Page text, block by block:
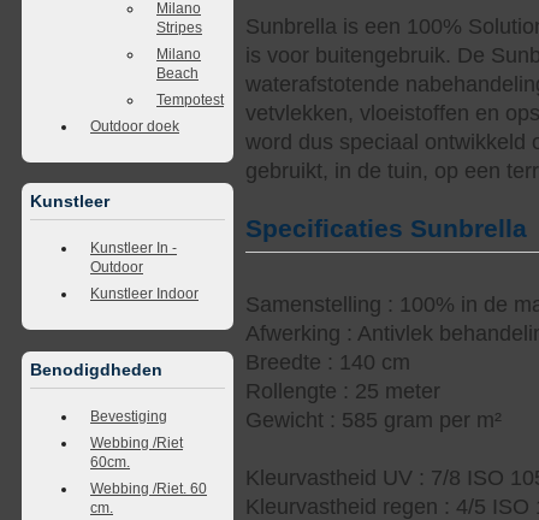
Milano
Stripes
Milano
Beach
Tempotest
Outdoor doek
Kunstleer
Kunstleer In -
Outdoor
Kunstleer Indoor
Benodigdheden
Bevestiging
Webbing /Riet
60cm.
Webbing /Riet. 60
cm.
Sunbrella is een 100%
is voor buitengebruik. De
waterafstotende
vetvlekken, vloeistoffen en
word dus speciaal ontwikkeld
gebruikt, in de tuin, op een
Specificaties Sunbrella
Samenstelling : 100% in de
Afwerking : Antivlek
Breedte : 140 cm
Rollengte : 25 meter
Gewicht : 585 gram per m²
Kleurvastheid UV : 7/8 ISO
Kleurvastheid regen : 4/5 ISO